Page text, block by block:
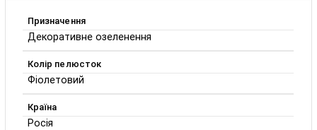
Призначення
Декоративне озеленення
Колір пелюсток
Фіолетовий
Країна
Росія